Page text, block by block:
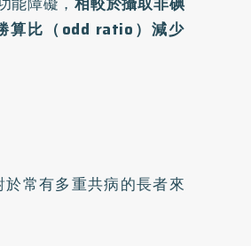
算比（odd ratio）減少
常有多重共病的長者來